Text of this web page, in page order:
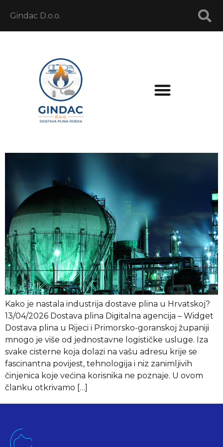
Gindac D.o.o.
Kako je nastala industrija dostave plina u Hrvatskoj?
13/04/2026 Dostava plina Digitalna agencija – Widget
Dostava plina u Rijeci i Primorsko-goranskoj županiji
mnogo je više od jednostavne logističke usluge. Iza
svake cisterne koja dolazi na vašu adresu krije se
fascinantna povijest, tehnologija i niz zanimljivih
činjenica koje većina korisnika ne poznaje. U ovom
članku otkrivamo […]